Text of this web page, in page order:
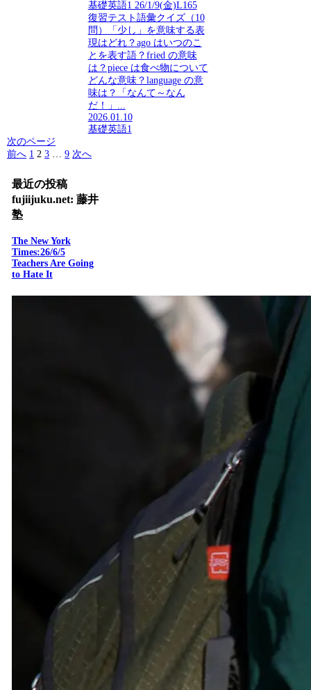
基礎英語1 26/1/9(金)L165
復習テスト語彙クイズ（10
問）「少し」を意味する表
現はどれ？ago はいつのこ
とを表す語？fried の意味
は？piece は食べ物について
どんな意味？language の意
味は？「なんて～なん
だ！」...
2026.01.10
基礎英語1
次のページ
前へ 1 2 3 … 9 次へ
最近の投稿
fujiijuku.net: 藤井
塾
The New York
Times:26/6/5
Teachers Are Going
to Hate It